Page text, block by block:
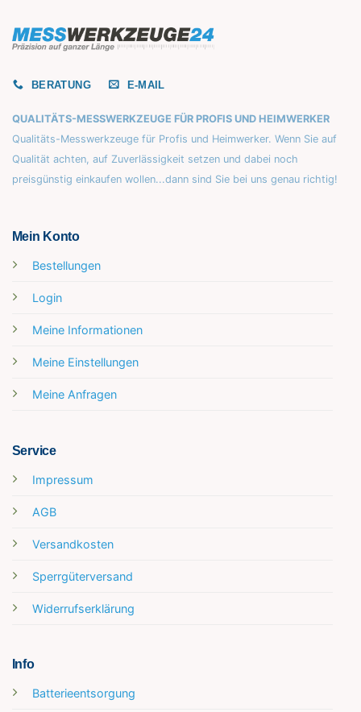
BERATUNG E-MAIL
QUALITÄTS-MESSWERKZEUGE FÜR PROFIS UND HEIMWERKER
Qualitäts-Messwerkzeuge für Profis und Heimwerker. Wenn Sie auf
Qualität achten, auf Zuverlässigkeit setzen und dabei noch
preisgünstig einkaufen wollen...dann sind Sie bei uns genau richtig!
Mein Konto
Bestellungen
Login
Meine Informationen
Meine Einstellungen
Meine Anfragen
Service
Impressum
AGB
Versandkosten
Sperrgüterversand
Widerrufserklärung
Info
Batterieentsorgung